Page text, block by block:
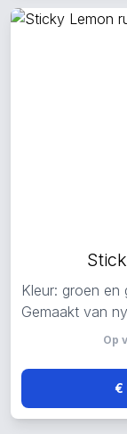
Kleur: groen en
Gemaakt van
Op
€